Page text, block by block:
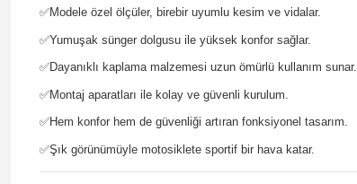
✅Modele özel ölçüler, birebir uyumlu kesim ve vidalar.
✅Yumuşak sünger dolgusu ile yüksek konfor sağlar.
✅Dayanıklı kaplama malzemesi uzun ömürlü kullanım sunar.
✅Montaj aparatları ile kolay ve güvenli kurulum.
✅Hem konfor hem de güvenliği artıran fonksiyonel tasarım.
✅Şık görünümüyle motosiklete sportif bir hava katar.